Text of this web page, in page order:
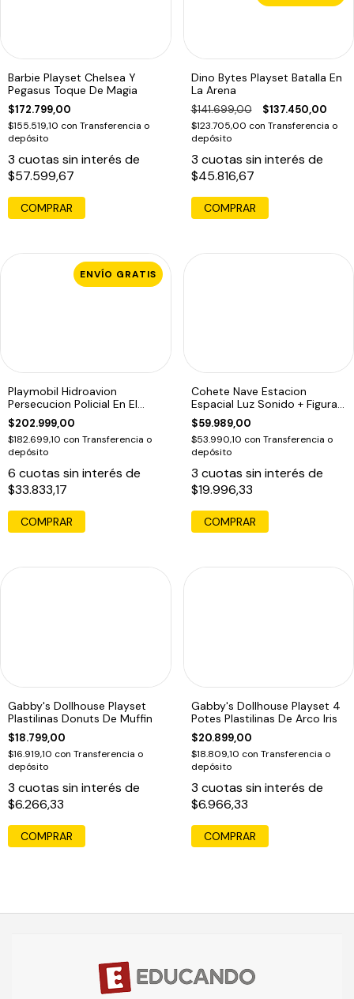
Barbie Playset Chelsea Y
Pegasus Toque De Magia
$172.799,00
$155.519,10 con Transferencia o
depósito
3 cuotas sin interés de
$57.599,67
Dino Bytes Playset Batalla En
La Arena
$141.699,00 $137.450,00
$123.705,00 con Transferencia o
depósito
3 cuotas sin interés de
$45.816,67
ENVÍO GRATIS
Playmobil Hidroavion
Persecucion Policial En El
Agua 70779
$202.999,00
$182.699,10 con Transferencia o
depósito
6 cuotas sin interés de
$33.833,17
Cohete Nave Estacion
Espacial Luz Sonido + Figura
Astronauta
$59.989,00
$53.990,10 con Transferencia o
depósito
3 cuotas sin interés de
$19.996,33
COMPRAR
Gabby's Dollhouse Playset
Plastilinas Donuts De Muffin
$18.799,00
$16.919,10 con Transferencia o
depósito
3 cuotas sin interés de
$6.266,33
COMPRAR
Gabby's Dollhouse Playset 4
Potes Plastilinas De Arco Iris
$20.899,00
$18.809,10 con Transferencia o
depósito
3 cuotas sin interés de
$6.966,33
COMPRAR